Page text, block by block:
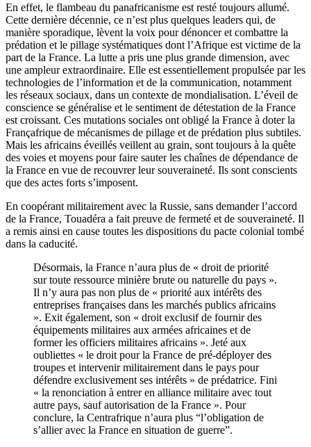
En effet, le flambeau du panafricanisme est resté toujours allumé.
Cette dernière décennie, ce n’est plus quelques leaders qui, de
manière sporadique, lèvent la voix pour dénoncer et combattre la
prédation et le pillage systématiques dont l’Afrique est victime de la
part de la France. La lutte a pris une plus grande dimension, avec
une ampleur extraordinaire. Elle est essentiellement propulsée par les
technologies de l’information et de la communication, notamment
les réseaux sociaux, dans un contexte de mondialisation. L’éveil de
conscience se généralise et le sentiment de détestation de la France
est croissant. Ces mutations sociales ont obligé la France à doter la
Françafrique de mécanismes de pillage et de prédation plus subtiles.
Mais les africains éveillés veillent au grain, sont toujours à la quête
des voies et moyens pour faire sauter les chaînes de dépendance de
la France en vue de recouvrer leur souveraineté. Ils sont conscients
que des actes forts s’imposent.
En coopérant militairement avec la Russie, sans demander l’accord
de la France, Touadéra a fait preuve de fermeté et de souveraineté. Il
a remis ainsi en cause toutes les dispositions du pacte colonial tombé
dans la caducité.
Désormais, la France n’aura plus de « droit de priorité
sur toute ressource minière brute ou naturelle du pays ».
Il n’y aura pas non plus de « priorité aux intérêts des
entreprises françaises dans les marchés publics africains
». Exit également, son « droit exclusif de fournir des
équipements militaires aux armées africaines et de
former les officiers militaires africains ». Jeté aux
oubliettes « le droit pour la France de pré-déployer des
troupes et intervenir militairement dans le pays pour
défendre exclusivement ses intérêts » de prédatrice. Fini
« la renonciation à entrer en alliance militaire avec tout
autre pays, sauf autorisation de la France ». Pour
conclure, la Centrafrique n’aura plus “l’obligation de
s’allier avec la France en situation de guerre”.